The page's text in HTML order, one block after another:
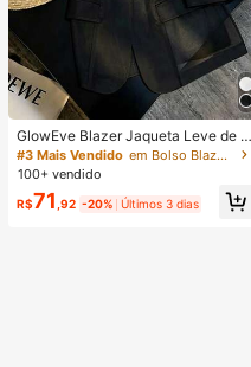
GlowEve Blazer Jaqueta Leve de T
ule Transparente Feminina, Adequa
da para Primavera/Verão, Uso Diári
#3 Mais Vendido
em Bolso Blazers Femininos Leves
100+ vendido
R$71 ,92 -20% Últimos 3 dias